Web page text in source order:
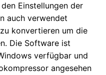
Einstellungen der
auch verwendet
konvertieren um die
Die Software ist
verfügbar und
angesehen